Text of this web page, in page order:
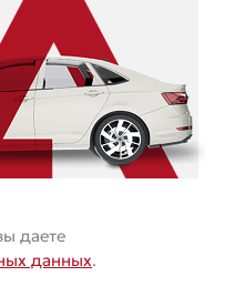
даете
данных.